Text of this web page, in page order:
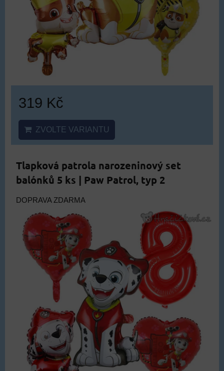
319 Kč
ZVOLTE VARIANTU
Tlapková patrola narozeninový set
balónků 5 ks | Paw Patrol, typ 2
DOPRAVA ZDARMA